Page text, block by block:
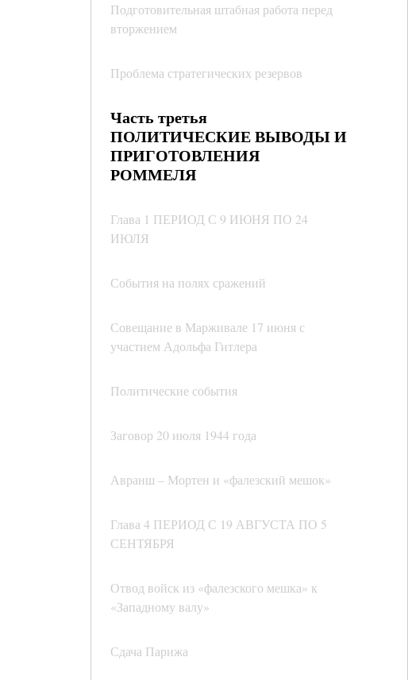
Подготовительная штабная работа перед
вторжением
Проблема стратегических резервов
Часть третья
ПОЛИТИЧЕСКИЕ ВЫВОДЫ И
ПРИГОТОВЛЕНИЯ
РОММЕЛЯ
Глава 1 ПЕРИОД С 9 ИЮНЯ ПО 24
ИЮЛЯ
События на полях сражений
Совещание в Марживале 17 июня с
участием Адольфа Гитлера
Политические события
Заговор 20 июля 1944 года
Авранш – Мортен и «фалезский мешок»
Глава 4 ПЕРИОД С 19 АВГУСТА ПО 5
СЕНТЯБРЯ
Отвод войск из «фалезского мешка» к
«Западному валу»
Сдача Парижа